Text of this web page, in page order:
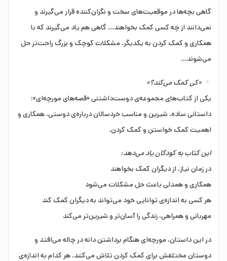
گاهی بچه‌ها در موقعیت‌های سخت و نگران‌کننده قرار می‌گیرند و
نمی‌دانند از چه کسی کمک بخواهند… گاهی هم یاد می‌گیرند که با
همکاری و کمک کردن به یکدیگر، مشکلات کوچک و بزرگ راحت‌تر حل
می‌شوند…
«کی کمک می‌کند؟»
یکی از کتاب‌های مجموعه‌ی دوست‌داشتنی «قصه‌های مورچه‌ای»؛
داستانی ساده، شیرین و مناسب خردسالان درباره‌ی دوستی، همکاری و
اهمیت کمک خواستن و کمک کردن.
این کتاب به کودکان یاد می‌دهد:
در زمان نیاز، از دیگران کمک بخواهند
همکاری و همدلی باعث حل مشکلات می‌شود
هر کسی به اندازه‌ی توانایی خود می‌تواند به دیگران کمک کند
مهربانی و همراهی، زندگی را آسان‌تر و شیرین‌تر می‌کند
در این داستان، مورچه‌ای هنگام برداشتن دانه در چاله می‌افتد و
دوستان مختلفش برای کمک کردن تلاش می‌کنند. هر کدام به اندازه‌ی